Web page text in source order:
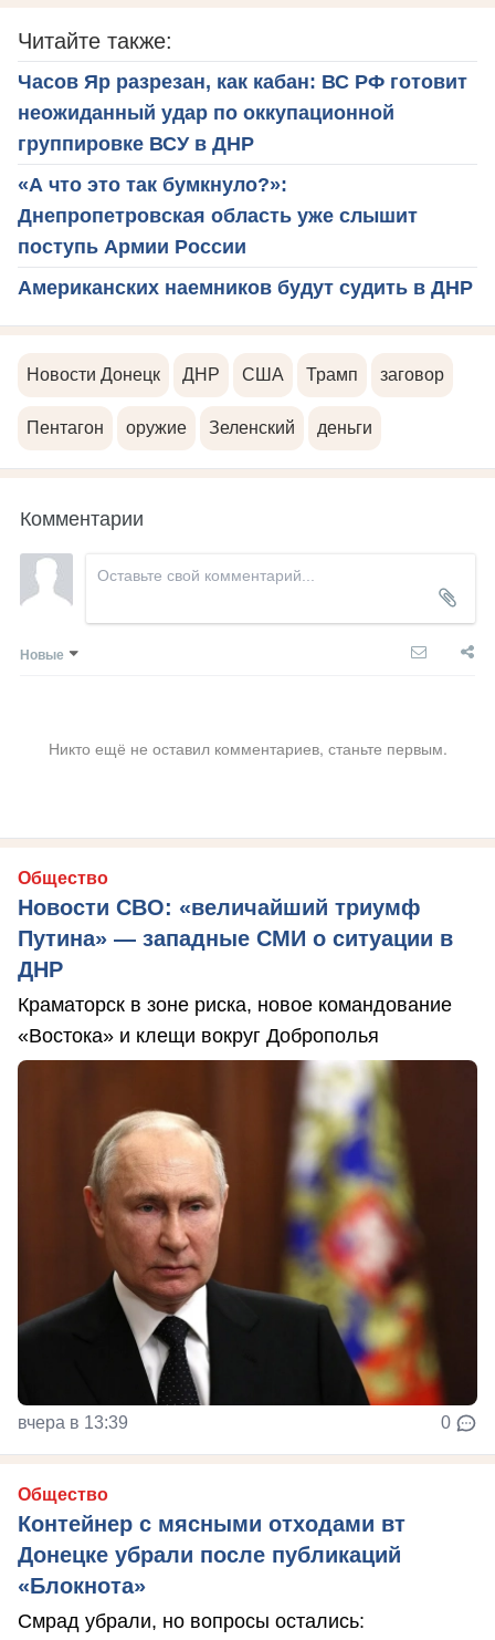
Читайте также:
Часов Яр разрезан, как кабан: ВС РФ готовит
неожиданный удар по оккупационной
группировке ВСУ в ДНР
«А что это так бумкнуло?»:
Днепропетровская область уже слышит
поступь Армии России
Американских наемников будут судить в ДНР
Новости Донецк ДНР США Трамп заговор
Пентагон оружие Зеленский деньги
Комментарии
Новые
Никто ещё не оставил комментариев, станьте первым.
Общество
Новости СВО: «величайший триумф
Путина» — западные СМИ о ситуации в
ДНР
Краматорск в зоне риска, новое командование
«Востока» и клещи вокруг Доброполья
вчера в 13:39 0
Общество
Контейнер с мясными отходами вт
Донецке убрали после публикаций
«Блокнота»
Смрад убрали, но вопросы остались: